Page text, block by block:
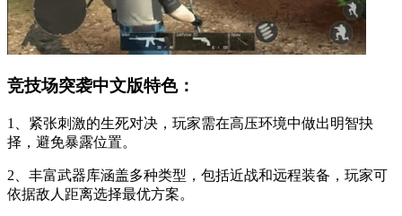
竞技场突袭中文版特色：
1、紧张刺激的生死对决，玩家需在高压环境中做出明智抉
择，避免暴露位置。
2、丰富武器库涵盖多种类型，包括近战和远程装备，玩家可
依据敌人距离选择最优方案。